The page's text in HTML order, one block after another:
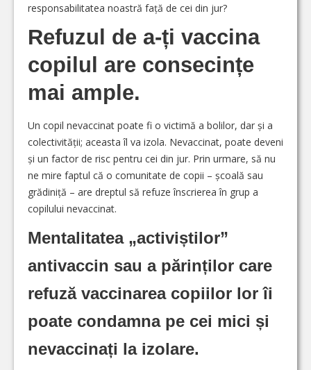
responsabilitatea noastră față de cei din jur?
Refuzul de a-ți vaccina
copilul are consecințe
mai ample.
Un copil nevaccinat poate fi o victimă a bolilor, dar și a
colectivității; aceasta îl va izola. Nevaccinat, poate deveni
și un factor de risc pentru cei din jur. Prin urmare, să nu
ne mire faptul că o comunitate de copii – școală sau
grădiniță – are dreptul să refuze înscrierea în grup a
copilului nevaccinat.
Mentalitatea „activiștilor”
antivaccin sau a părinților care
refuză vaccinarea copiilor lor îi
poate condamna pe cei mici și
nevaccinați la izolare.